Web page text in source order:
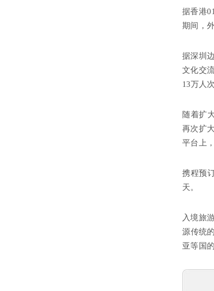
据香港
期间，
据深圳
文化交
13万人
随着扩
再次扩
平台上
携程预
天。
入境旅
源传统
亚等国